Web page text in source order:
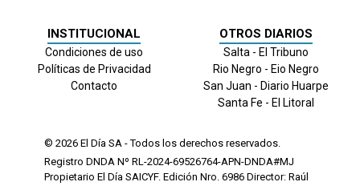
INSTITUCIONAL
Condiciones de uso
Políticas de Privacidad
Contacto
OTROS DIARIOS
Salta - El Tribuno
Rio Negro - Eio Negro
San Juan - Diario Huarpe
Santa Fe - El Litoral
© 2026 El Día SA - Todos los derechos reservados.
Registro DNDA Nº RL-2024-69526764-APN-DNDA#MJ
Propietario El Día SAICYF. Edición Nro. 6986 Director: Raúl